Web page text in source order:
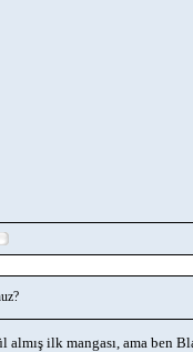
ilk mangası, ama ben